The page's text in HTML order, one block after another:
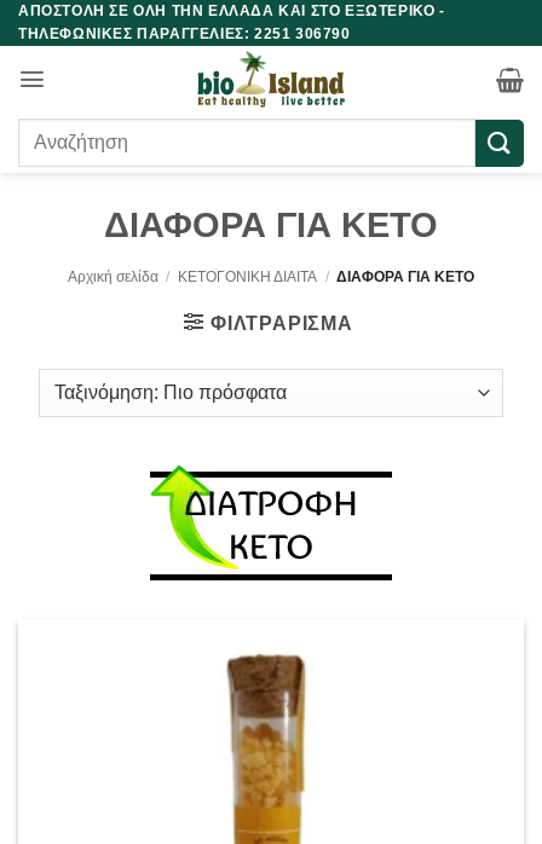
Μετάβαση
στο
περιεχόμενο
ΑΠΟΣΤΟΛΗ ΣΕ ΟΛΗ ΤΗΝ ΕΛΛΑΔΑ ΚΑΙ ΣΤΟ ΕΞΩΤΕΡΙΚΟ -
ΤΗΛΕΦΩΝΙΚΕΣ ΠΑΡΑΓΓΕΛΙΕΣ: 2251 306790
Αναζήτηση
ΔΙΑΦΟΡΑ ΓΙΑ ΚΕΤΟ
Αρχική σελίδα / ΚΕΤΟΓΟΝΙΚΗ ΔΙΑΙΤΑ / ΔΙΑΦΟΡΑ ΓΙΑ ΚΕΤΟ
ΦΙΛΤΡΆΡΙΣΜΑ